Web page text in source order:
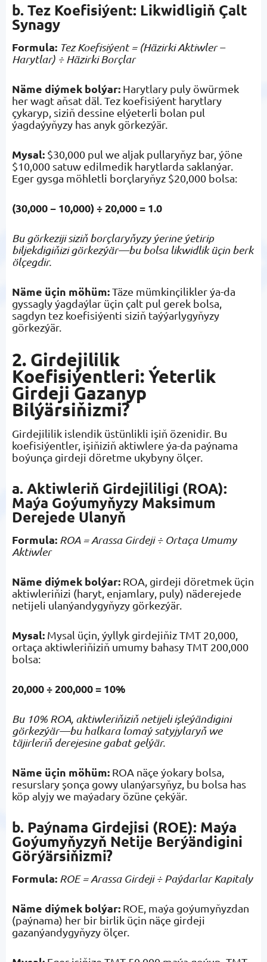
b. Tez Koefisiýent: Likwidligiň Çalt
Synagy
Formula: Tez Koefisiýent = (Häzirki Aktiwler –
Harytlar) ÷ Häzirki Borçlar
Näme diýmek bolýar: Harytlary puly öwürmek
her wagt aňsat däl. Tez koefisiýent harytlary
çykaryp, siziň dessine elýeterli bolan pul
ýagdaýyňyzy has anyk görkezýär.
Mysal: $30,000 pul we aljak pullaryňyz bar, ýöne
$10,000 satuw edilmedik harytlarda saklanýar.
Eger gysga möhletli borçlaryňyz $20,000 bolsa:
(30,000 − 10,000) ÷ 20,000 = 1.0
Bu görkeziji siziň borçlaryňyzy ýerine ýetirip
biljekdigiňizi görkezýär—bu bolsa likwidlik üçin berk
ölçegdir.
Näme üçin möhüm:Täze mümkinçilikler ýa-da
gyssagly ýagdaýlar üçin çalt pul gerek bolsa,
sagdyn tez koefisiýenti siziň taýýarlygyňyzy
görkezýär.
2. Girdejililik
Koefisiýentleri: Ýeterlik
Girdeji Gazanyp
Bilýärsiňizmi?
Girdejililik islendik üstünlikli işiň özenidir. Bu
koefisiýentler, işiňiziň aktiwlere ýa-da paýnama
boýunça girdeji döretme ukybyny ölçer.
a. Aktiwleriň Girdejililigi (ROA):
Maýa Goýumyňyzy Maksimum
Derejede Ulanyň
Formula: ROA = Arassa Girdeji ÷ Ortaça Umumy
Aktiwler
Näme diýmek bolýar: ROA, girdeji döretmek üçin
aktiwleriňizi (haryt, enjamlary, puly) näderejede
netijeli ulanýandygyňyzy görkezýär.
Mysal: Mysal üçin, ýyllyk girdejiňiz TMT 20,000,
ortaça aktiwleriňiziň umumy bahasy TMT 200,000
bolsa:
20,000 ÷ 200,000 = 10%
Bu 10% ROA, aktiwleriňiziň netijeli işleýändigini
görkezýär—bu halkara lomaý satyjylaryň we
täjirleriň derejesine gabat gelýär.
Näme üçin möhüm: ROA näçe ýokary bolsa,
resurslary şonça gowy ulanýarsyňyz, bu bolsa has
köp alyjy we maýadary özüne çekýär.
b. Paýnama Girdejisi (ROE): Maýa
Goýumyňyzyň Netije Berýändigini
Görýärsiňizmi?
Formula: ROE = Arassa Girdeji ÷ Paýdarlar Kapitaly
Näme diýmek bolýar: ROE, maýa goýumyňyzdan
(paýnama) her bir birlik üçin näçe girdeji
gazanýandygyňyzy ölçer.